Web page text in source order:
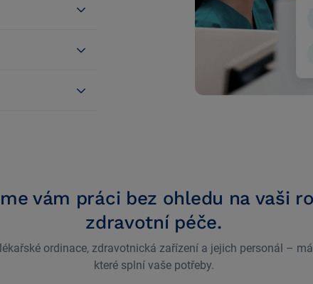
vám práci bez ohledu na vaši
zdravotní péče.
ordinace, zdravotnická zařízení a jejich personál –
které splní vaše potřeby.